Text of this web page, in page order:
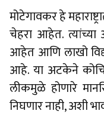
मोटेगावकर हे
चेहरा आहेत. त्यांच्या
आहेत आणि लाखो
आहे. या अटकेने
लीकमुळे होणारे
निघणार नाही, अशी